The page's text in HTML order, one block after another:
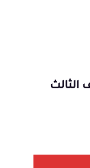
الثالث